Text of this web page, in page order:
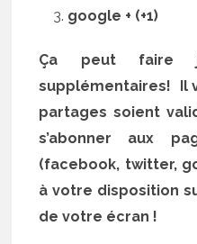
google + (+1)
Ça peut faire
supplémentaires! Il
partages soient
s’abonner aux
(facebook, twitter,
à votre disposition
de votre écran !